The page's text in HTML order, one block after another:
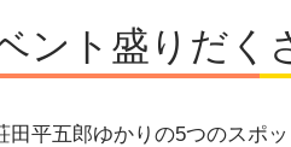
ント盛りだく
平五郎ゆかりの5つのスポ